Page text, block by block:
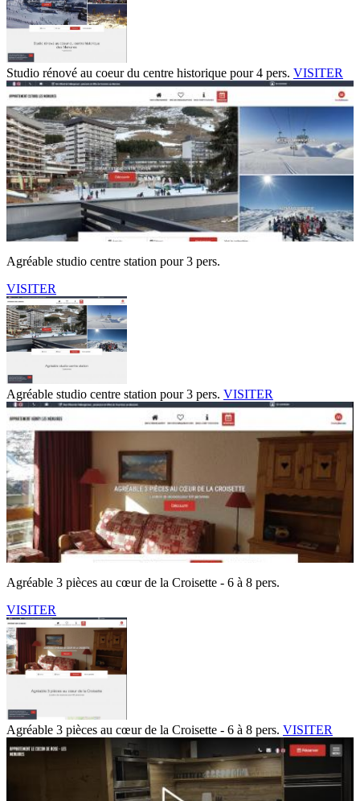
Studio rénové au coeur du centre historique pour 4 pers. VISITER
Agréable studio centre station pour 3 pers.
VISITER
Agréable studio centre station pour 3 pers. VISITER
Agréable 3 pièces au cœur de la Croisette - 6 à 8 pers.
VISITER
Agréable 3 pièces au cœur de la Croisette - 6 à 8 pers. VISITER